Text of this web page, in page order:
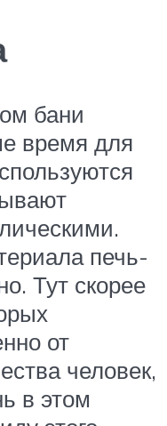
бани
время для
печь-
Тут скорее
от
человек,
в этом